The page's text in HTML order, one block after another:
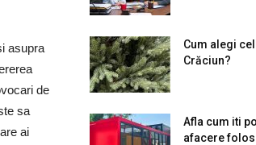
asupra
de
sa
ai
Cum alegi
Crăciun?
Afla cum iti
afacere